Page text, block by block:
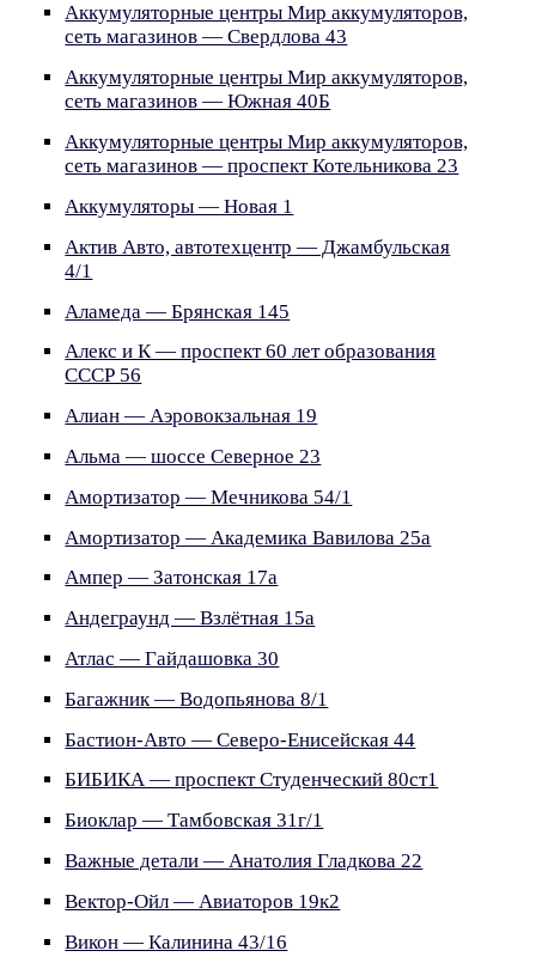
Аккумуляторные центры Мир аккумуляторов,
сеть магазинов — Свердлова 43
Аккумуляторные центры Мир аккумуляторов,
сеть магазинов — Южная 40Б
Аккумуляторные центры Мир аккумуляторов,
сеть магазинов — проспект Котельникова 23
Аккумуляторы — Новая 1
Актив Авто, автотехцентр — Джамбульская
4/1
Аламеда — Брянская 145
Алекс и К — проспект 60 лет образования
СССР 56
Алиан — Аэровокзальная 19
Альма — шоссе Северное 23
Амортизатор — Мечникова 54/1
Амортизатор — Академика Вавилова 25а
Ампер — Затонская 17а
Андеграунд — Взлётная 15а
Атлас — Гайдашовка 30
Багажник — Водопьянова 8/1
Бастион-Авто — Северо-Енисейская 44
БИБИКА — проспект Студенческий 80ст1
Биоклар — Тамбовская 31г/1
Важные детали — Анатолия Гладкова 22
Вектор-Ойл — Авиаторов 19к2
Викон — Калинина 43/16